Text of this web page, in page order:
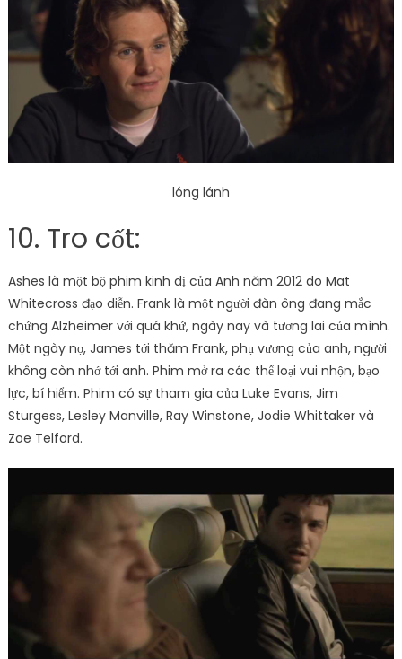
lóng lánh
10. Tro cốt:
Ashes là một bộ phim kinh dị của Anh năm 2012 do Mat
Whitecross đạo diễn. Frank là một người đàn ông đang mắc
chứng Alzheimer với quá khứ, ngày nay và tương lai của mình.
Một ngày nọ, James tới thăm Frank, phụ vương của anh, người
không còn nhớ tới anh. Phim mở ra các thể loại vui nhộn, bạo
lực, bí hiểm. Phim có sự tham gia của Luke Evans, Jim
Sturgess, Lesley Manville, Ray Winstone, Jodie Whittaker và
Zoe Telford.